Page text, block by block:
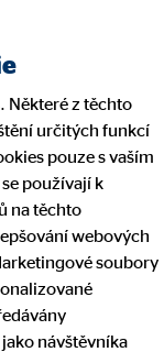
lídrů
Některé z těchto
určitých funkcí
pouze s vaším
používají k
na těchto
webových
soubory
návštěvníka